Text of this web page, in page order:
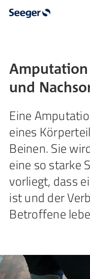
und
Eine
eines
Beinen. Sie
eine so starke
vorliegt, dass
ist und der
Betroffene